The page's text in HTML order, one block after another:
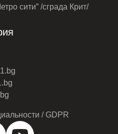
сити” /сграда Крит/
/ GDPR